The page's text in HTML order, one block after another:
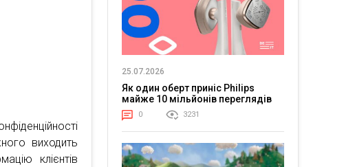
виходить
клієнтів
25.07.2026
Як один оберт приніс Philips
майже 10 мільйонів переглядів
0 3231